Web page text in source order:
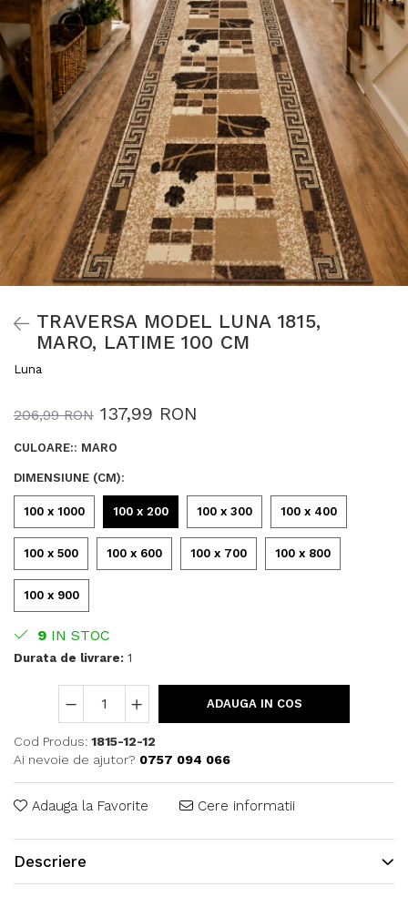
TRAVERSA MODEL LUNA 1815,
MARO, LATIME 100 CM
Luna
206,99 RON 137,99 RON
CULOARE:: MARO
DIMENSIUNE (CM):
100 x 1000 100 x 200 100 x 300 100 x 400
100 x 500 100 x 600 100 x 700 100 x 800
100 x 900
9 IN STOC
Durata de livrare: 1
ADAUGA IN COS
Cod Produs: 1815-12-12
Ai nevoie de ajutor? 0757 094 066
Adauga la Favorite Cere informatii
Descriere